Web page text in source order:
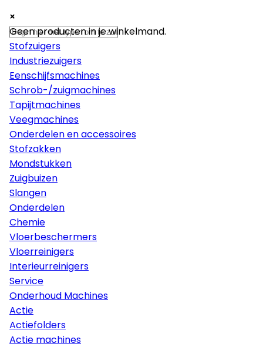
×
Machines
Stofzuigers
Industriezuigers
Eenschijfsmachines
Schrob-/zuigmachines
Tapijtmachines
Veegmachines
Onderdelen en accessoires
Stofzakken
Mondstukken
Zuigbuizen
Slangen
Onderdelen
Chemie
Vloerbeschermers
Vloerreinigers
Interieurreinigers
Service
Onderhoud Machines
Actie
Actiefolders
Actie machines
×
×
Geen producten in je winkelmand.